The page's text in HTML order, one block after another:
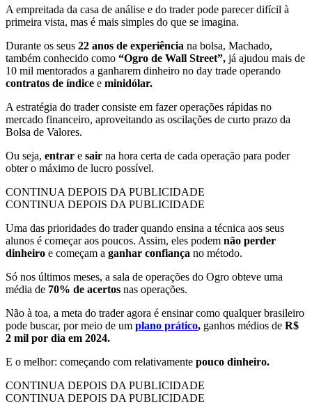
A empreitada da casa de análise e do trader pode parecer difícil à
primeira vista, mas é mais simples do que se imagina.
Durante os seus 22 anos de experiência na bolsa, Machado,
também conhecido como “Ogro de Wall Street”, já ajudou mais de
10 mil mentorados a ganharem dinheiro no day trade operando
contratos de índice e minidólar.
A estratégia do trader consiste em fazer operações rápidas no
mercado financeiro, aproveitando as oscilações de curto prazo da
Bolsa de Valores.
Ou seja, entrar e sair na hora certa de cada operação para poder
obter o máximo de lucro possível.
CONTINUA DEPOIS DA PUBLICIDADE
CONTINUA DEPOIS DA PUBLICIDADE
Uma das prioridades do trader quando ensina a técnica aos seus
alunos é começar aos poucos. Assim, eles podem não perder
dinheiro e começam a ganhar confiança no método.
Só nos últimos meses, a sala de operações do Ogro obteve uma
média de 70% de acertos nas operações.
Não à toa, a meta do trader agora é ensinar como qualquer brasileiro
pode buscar, por meio de um plano prático, ganhos médios de R$
2 mil por dia em 2024.
E o melhor: começando com relativamente pouco dinheiro.
CONTINUA DEPOIS DA PUBLICIDADE
CONTINUA DEPOIS DA PUBLICIDADE